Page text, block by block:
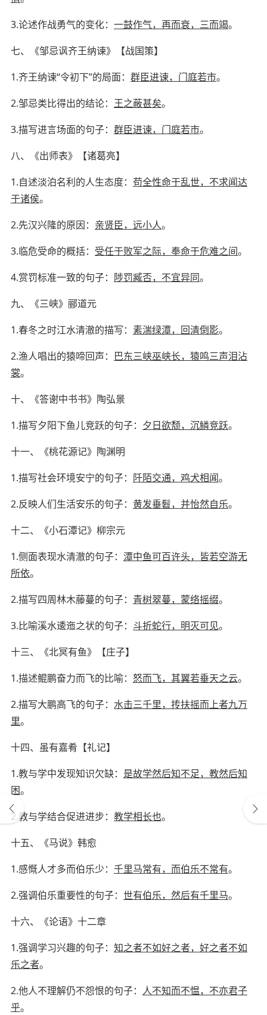
3.论述作战勇气的变化： 一鼓作气，再而衰，三而竭。
七、《邹忌讽齐王纳谏》
【战国策】
1.齐王纳谏“令初下”的局面： 群臣进谏，门庭若市。
2.邹忌类比得出的结论： 王之蔽甚矣。
3.描写进言场面的句子： 群臣进谏，门庭若市。
八、《出师表》
【诸葛亮】
1.自述淡泊名利的人生态度： 苟全性命于乱世，不求闻达
于诸侯。
2.先汉兴隆的原因： 亲贤臣，远小人。
3.临危受命的概括： 受任于败军之际，奉命于危难之间。
4.赏罚标准一致的句子： 陟罚臧否，不宜异同。
九、《三峡》 郦道元
1.春冬之时江水清澈的描写： 素湍绿潭，回清倒影。
2.渔人唱出的猿啼回声： 巴东三峡巫峡长，猿鸣三声泪沾
裳。
十、《答谢中书书》 陶弘景
1.描写夕阳下鱼儿竞跃的句子： 夕日欲颓，沉鳞竞跃。
十一、《桃花源记》 陶渊明
1.描写社会环境安宁的句子： 阡陌交通，鸡犬相闻。
2.反映人们生活安乐的句子： 黄发垂髫，并怡然自乐。
十二、《小石潭记》 柳宗元
1.侧面表现水清澈的句子： 潭中鱼可百许头，皆若空游无
所依。
2.描写四周林木藤蔓的句子： 青树翠蔓，蒙络摇缀。
3.比喻溪水逶迤之状的句子： 斗折蛇行，明灭可见。
十三、《北冥有鱼》
【庄子】
1.描述鲲鹏奋力而飞的比喻： 怒而飞，其翼若垂天之云。
2.描写大鹏高飞的句子： 水击三千里，抟扶摇而上者九万
里。
十四、虽有嘉肴 【礼记】
1.教与学中发现知识欠缺： 是故学然后知不足，教然后知
困。
2.教与学结合促进进步： 教学相长也。
十五、《马说》 韩愈
1.感慨人才多而伯乐少： 千里马常有，而伯乐不常有。
2.强调伯乐重要性的句子： 世有伯乐，然后有千里马。
十六、《论语》十二章
1.强调学习兴趣的句子： 知之者不如好之者，好之者不如
乐之者。
2.他人不理解仍不怨恨的句子： 人不知而不愠，不亦君子
乎。